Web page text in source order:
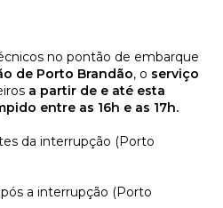
no pontão de embarque
de Porto Brandão, o serviço
a partir de e até esta
entre as 16h e as 17h.
da interrupção (Porto
a interrupção (Porto